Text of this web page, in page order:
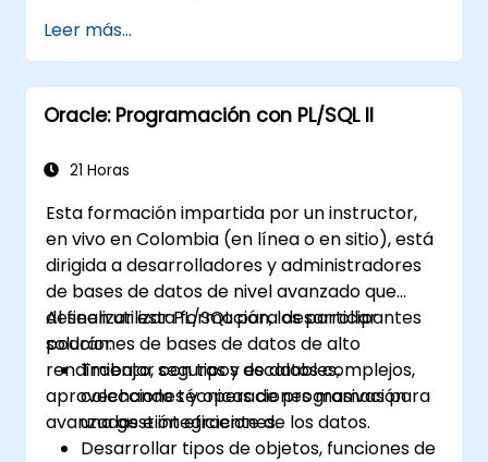
Leer más...
Oracle: Programación con PL/SQL II
21 Horas
Esta formación impartida por un instructor,
en vivo en Colombia (en línea o en sitio), está
dirigida a desarrolladores y administradores
de bases de datos de nivel avanzado que
deseen utilizar PL/SQL para desarrollar
soluciones de bases de datos de alto
rendimiento, seguras y escalables,
aprovechando técnicas de programación
avanzadas e integraciones.
Al finalizar esta formación, los participantes
podrán:
Trabajar con tipos de datos complejos,
colecciones y operaciones masivas para
una gestión eficiente de los datos.
Desarrollar tipos de objetos, funciones de